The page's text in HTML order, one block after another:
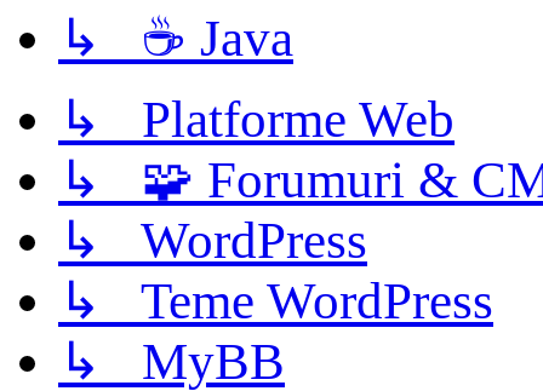
↳ ☕ Java
↳ Platforme Web
↳ 🧩 Forumuri &
↳ WordPress
↳ Teme WordPress
↳ MyBB